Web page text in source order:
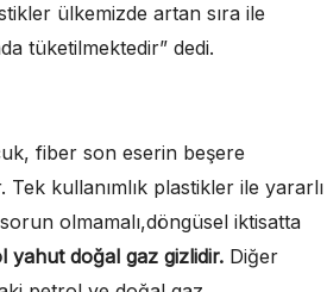
ülkemizde artan sıra ile
tüketilmektedir” dedi.
fiber son eserin beşere
kullanımlık plastikler ile yararlı
olmamalı,döngüsel iktisatta
yahut doğal gaz gizlidir. Diğer